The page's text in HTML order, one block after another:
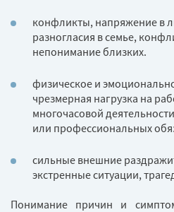
конфликты, напряжение в
разногласия в семье,
непонимание близких.
физическое и
чрезмерная нагрузка на
многочасовой
или профессиональных
сильные внешние
экстренные ситуации,
Понимание причин и